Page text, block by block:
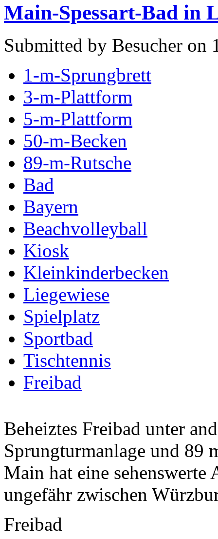
Main-Spessart-Bad in
Submitted by Besucher on
1-m-Sprungbrett
3-m-Plattform
5-m-Plattform
50-m-Becken
89-m-Rutsche
Bad
Bayern
Beachvolleyball
Kiosk
Kleinkinderbecken
Liegewiese
Spielplatz
Sportbad
Tischtennis
Freibad
Beheiztes Freibad unter
Sprungturmanlage und 89
Main hat eine
ungefähr zwischen
Freibad